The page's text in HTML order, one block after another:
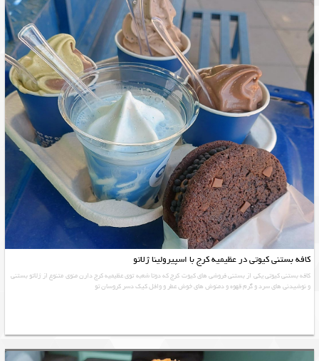
کافه بستنی کیوتی در عظیمیه کرج با اسپیرولینا ژلاتو
کافه بستنی کیوتی یکی از بستنی فروشی های کیوت کرج که دوتا شعبه توی عظیمیه کرج دارن منوی متنوع از ژلاتو بستنی
و نوشیدنی های سرد و گرم قهوه و دمنوش های خوش عطر و وافل کیک دسر کروسان تو